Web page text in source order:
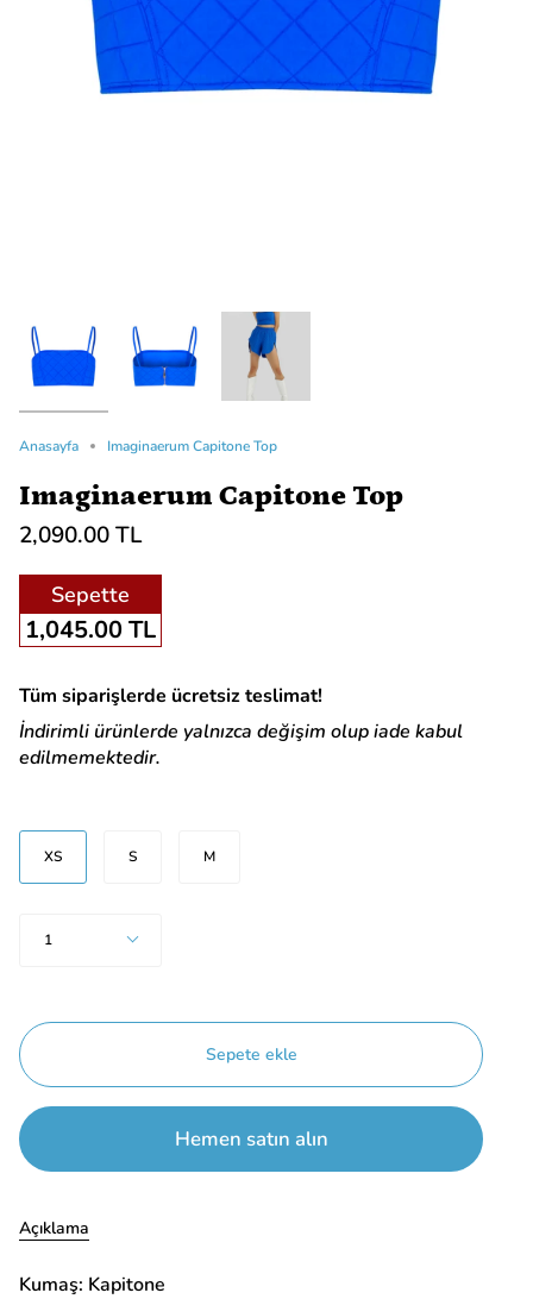
Anasayfa Imaginaerum Capitone Top
Imaginaerum Capitone Top
2,090.00 TL
Sepette
1,045.00 TL
Tüm siparişlerde ücretsiz teslimat!
İndirimli ürünlerde yalnızca değişim olup iade kabul
edilmemektedir.
Beden
XS
S M
1
Sepete ekle
Hemen satın alın
Açıklama
Kumaş: Kapitone